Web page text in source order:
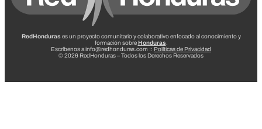
RedHonduras es un proyecto comunitario y colaborativo enfocado al conocimiento y
formación sobre Honduras.
Escríbenos a info@redhonduras.com :: Políticas de Privacidad
© 2026 RedHonduras – Todos los Derechos Reservados